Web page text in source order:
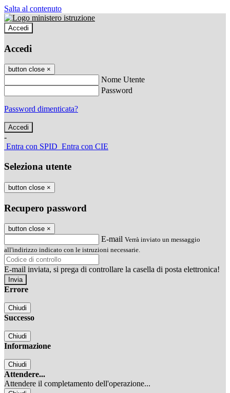
Salta al contenuto
Accedi
Accedi
button close ×
Nome Utente
Password
Password dimenticata?
-
Entra con SPID Entra con CIE
Seleziona utente
button close ×
Recupero password
button close ×
E-mail Verrà inviato un messaggio
all'indirizzo indicato con le istruzioni necessarie.
E-mail inviata, si prega di controllare la casella di posta elettronica!
Errore
Chiudi
Successo
Chiudi
Informazione
Chiudi
Attendere...
Attendere il completamento dell'operazione...